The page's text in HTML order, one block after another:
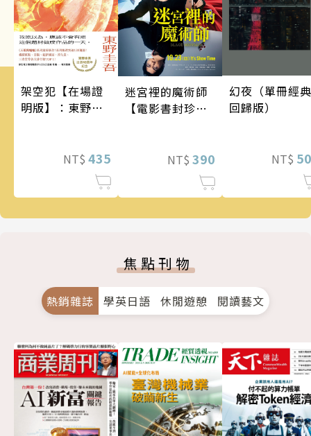
架空犯【在場證
明版】：東野圭
蝠》系列重磅新
NT$ 435
迷宮裡的魔術師
【電影書封珍藏
NT$ 390
幻夜（單冊經典
回歸版）
NT$
焦點刊物
熱銷雜誌 學英日語 休閒遊憩 閱讀藝文